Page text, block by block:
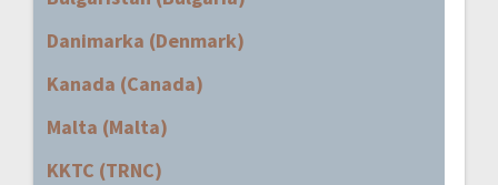
Danimarka (Denmark)
Kanada (Canada)
Malta (Malta)
KKTC (TRNC)